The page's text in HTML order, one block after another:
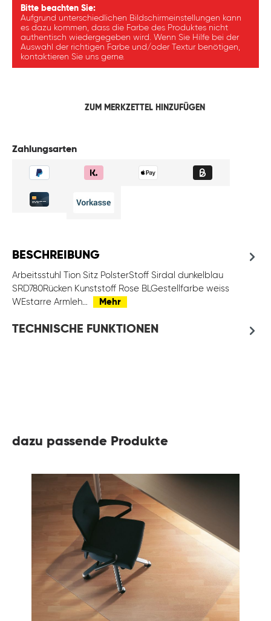
Bitte beachten Sie:
Aufgrund unterschiedlichen Bildschirmeinstellungen kann
es dazu kommen, dass die Farbe des Produktes nicht
authentisch wiedergegeben wird. Wenn Sie Hilfe bei der
Auswahl der richtigen Farbe und/oder Textur benötigen,
kontaktieren Sie uns gerne.
ZUM MERKZETTEL HINZUFÜGEN
Zahlungsarten
BESCHREIBUNG
Arbeitsstuhl Tion Sitz PolsterStoff Sirdal dunkelblau
SRD780Rücken Kunststoff Rose BLGestellfarbe weiss
WEstarre Armleh…
Mehr
TECHNISCHE FUNKTIONEN
dazu passende Produkte